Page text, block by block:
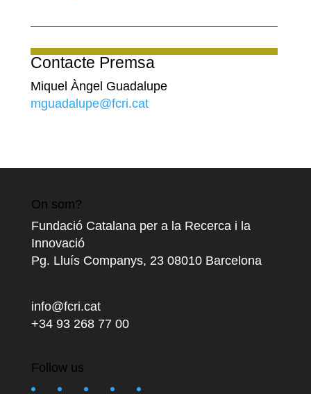
Contacte Premsa
Miquel Àngel Guadalupe
mguadalupe@fcri.cat
On som?
Fundació Catalana per a la Recerca i la
Innovació
Pg. Lluís Companys, 23 08010 Barcelona
info@fcri.cat
+34 93 268 77 00
Follow us